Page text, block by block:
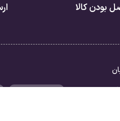
بودن کالا